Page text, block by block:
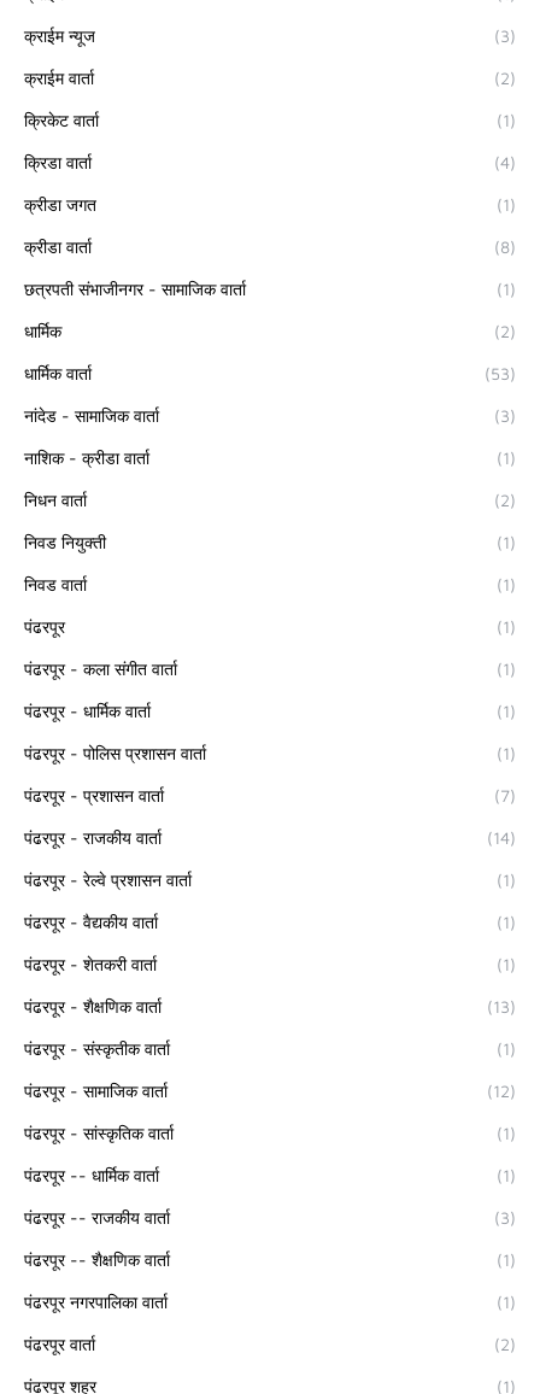
क्राईम न्यूज (3)
क्राईम वार्ता (2)
क्रिकेट वार्ता (1)
क्रिडा वार्ता (4)
क्रीडा जगत (1)
क्रीडा वार्ता (8)
छत्रपती संभाजीनगर - सामाजिक वार्ता (1)
धार्मिक (2)
धार्मिक वार्ता (53)
नांदेड - सामाजिक वार्ता (3)
नाशिक - क्रीडा वार्ता (1)
निधन वार्ता (2)
निवड नियुक्ती (1)
निवड वार्ता (1)
पंढरपूर (1)
पंढरपूर - कला संगीत वार्ता (1)
पंढरपूर - धार्मिक वार्ता (1)
पंढरपूर - पोलिस प्रशासन वार्ता (1)
पंढरपूर - प्रशासन वार्ता (7)
पंढरपूर - राजकीय वार्ता (14)
पंढरपूर - रेल्वे प्रशासन वार्ता (1)
पंढरपूर - वैद्यकीय वार्ता (1)
पंढरपूर - शेतकरी वार्ता (1)
पंढरपूर - शैक्षणिक वार्ता (13)
पंढरपूर - संस्कृतीक वार्ता (1)
पंढरपूर - सामाजिक वार्ता (12)
पंढरपूर - सांस्कृतिक वार्ता (1)
पंढरपूर -- धार्मिक वार्ता (1)
पंढरपूर -- राजकीय वार्ता (3)
पंढरपूर -- शैक्षणिक वार्ता (1)
पंढरपूर नगरपालिका वार्ता (1)
पंढरपूर वार्ता (2)
पंढरपूर शहर (1)